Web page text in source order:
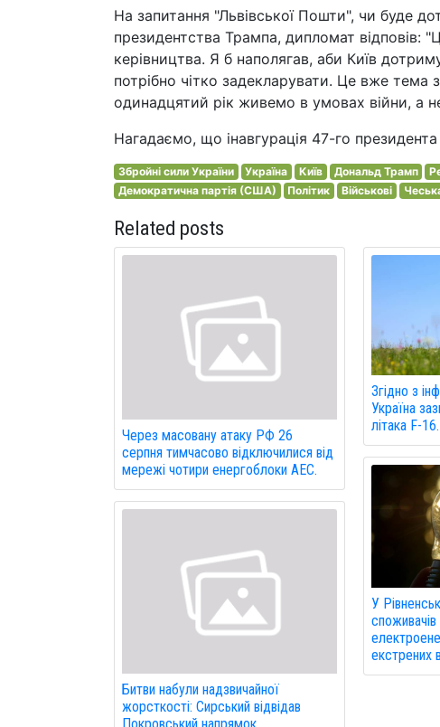
На запитання "Львівської Пошти", чи буде
президентства Трампа, дипломат відповів:
керівництва. Я б наполягав, аби Київ
потрібно чітко задекларувати. Це вже тема
одинадцятий рік живемо в умовах війни, а
Нагадаємо, що інавгурація 47-го
Збройні сили України Україна Київ Дональд Трамп
Демократична партія (США)
Політик Військові
Related posts
Через масовану атаку РФ 26
серпня тимчасово відключилися від
мережі чотири енергоблоки АЕС.
Битви набули надзвичайної
жорсткості: Сирський відвідав
Згідно з
Україна
літака F-16.
У
екстрених